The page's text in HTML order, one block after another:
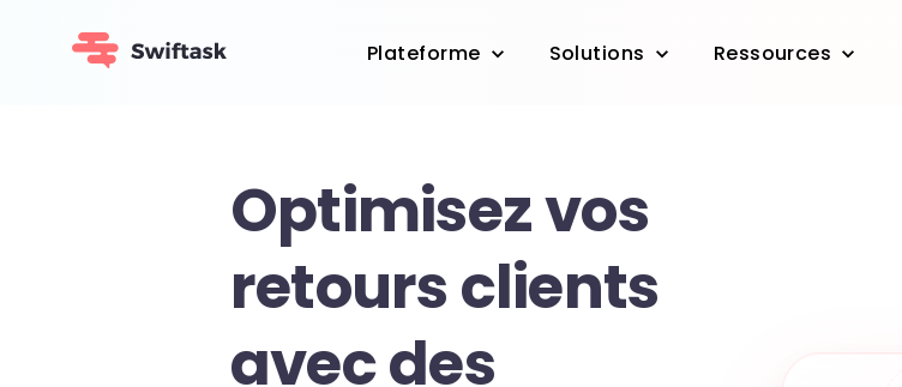
Plateforme Solutions Ressources
Optimisez vos
retours clients
avec des